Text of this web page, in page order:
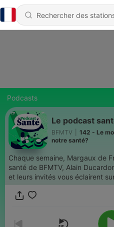
Podcasts
Le podcast
BFMTV
142 - Le
notre santé?
Chaque semaine, Margaux de
santé de BFMTV, Alain
et leurs invités vous éclairent